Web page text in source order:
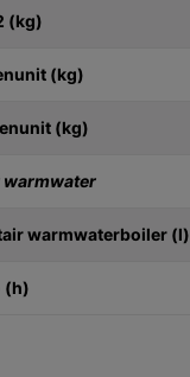
(kg)
(kg)
(kg)
warmwater
warmwaterboiler (l)
(h)